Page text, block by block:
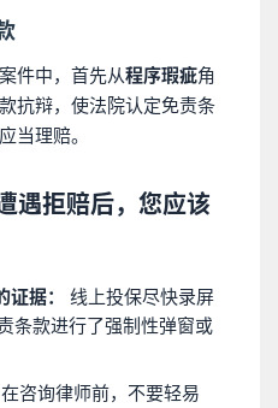
件中，首先从程序瑕疵角
抗辩，使法院认定免责条
当理赔。
遇拒赔后，您应该
据：
线上投保尽快录屏
条款进行了强制性弹窗或
在咨询律师前，不要轻易